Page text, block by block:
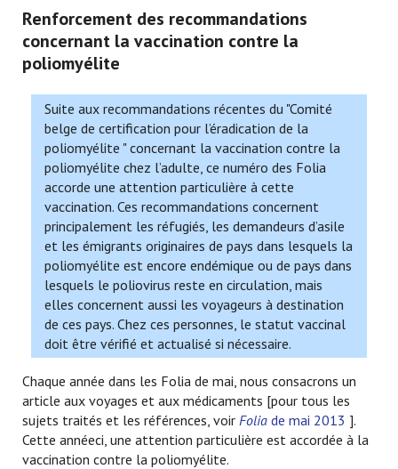
Renforcement des recommandations
concernant la vaccination contre la
poliomyélite
Suite aux recommandations récentes du "Comité
belge de certification pour l’éradication de la
poliomyélite " concernant la vaccination contre la
poliomyélite chez l’adulte, ce numéro des Folia
accorde une attention particulière à cette
vaccination. Ces recommandations concernent
principalement les réfugiés, les demandeurs d’asile
et les émigrants originaires de pays dans lesquels la
poliomyélite est encore endémique ou de pays dans
lesquels le poliovirus reste en circulation, mais
elles concernent aussi les voyageurs à destination
de ces pays. Chez ces personnes, le statut vaccinal
doit être vérifié et actualisé si nécessaire.
Chaque année dans les Folia de mai, nous consacrons un
article aux voyages et aux médicaments [pour tous les
sujets traités et les références, voir Folia de mai 2013 ].
Cette annéeci, une attention particulière est accordée à la
vaccination contre la poliomyélite.